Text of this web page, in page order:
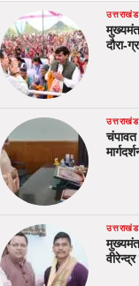
उत्तराखंड
दौरा-
उत्तराखंड
उत्तराखंड